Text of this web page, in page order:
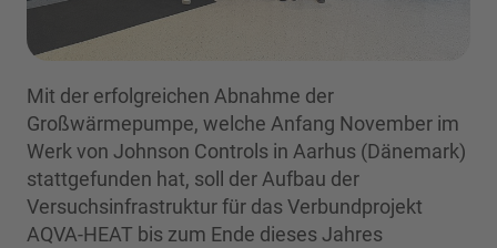
Mit der erfolgreichen Abnahme der
Großwärmepumpe, welche Anfang November im
Werk von Johnson Controls in Aarhus (Dänemark)
stattgefunden hat, soll der Aufbau der
Versuchsinfrastruktur für das Verbundprojekt
AQVA-HEAT bis zum Ende dieses Jahres